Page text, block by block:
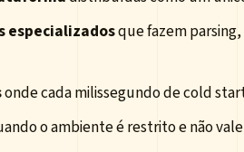
especializadosque fazem
onde cada milissegundo de cold
o ambiente é restrito e não